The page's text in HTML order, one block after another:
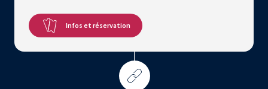
Infos et réservation